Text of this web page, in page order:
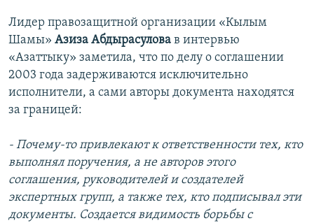
Лидер правозащитной организации «Кылым
Шамы» Азиза Абдырасулова в интервью
«Азаттыку» заметила, что по делу о соглашении
2003 года задерживаются исключительно
исполнители, а сами авторы документа находятся
за границей:
- Почему-то привлекают к ответственности тех, кто
выполнял поручения, а не авторов этого
соглашения, руководителей и создателей
экспертных групп, а также тех, кто подписывал эти
документы. Создается видимость борьбы с